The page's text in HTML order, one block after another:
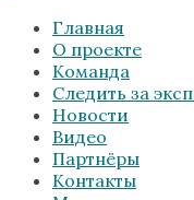
Главная
О проекте
Команда
Следить за
Новости
Видео
Партнёры
Контакты